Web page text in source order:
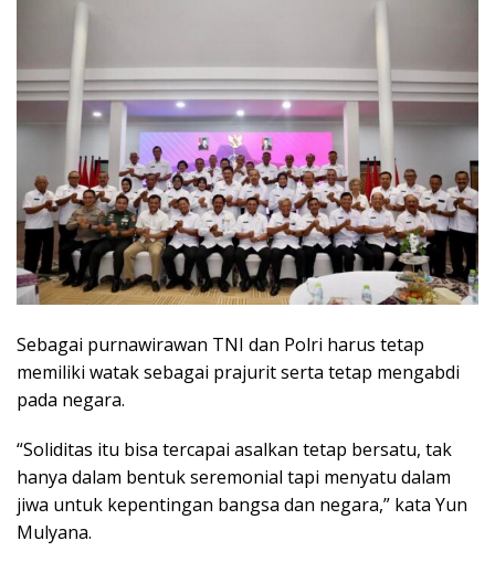
Sebagai purnawirawan TNI dan Polri harus tetap
memiliki watak sebagai prajurit serta tetap mengabdi
pada negara.
“Soliditas itu bisa tercapai asalkan tetap bersatu, tak
hanya dalam bentuk seremonial tapi menyatu dalam
jiwa untuk kepentingan bangsa dan negara,” kata Yun
Mulyana.